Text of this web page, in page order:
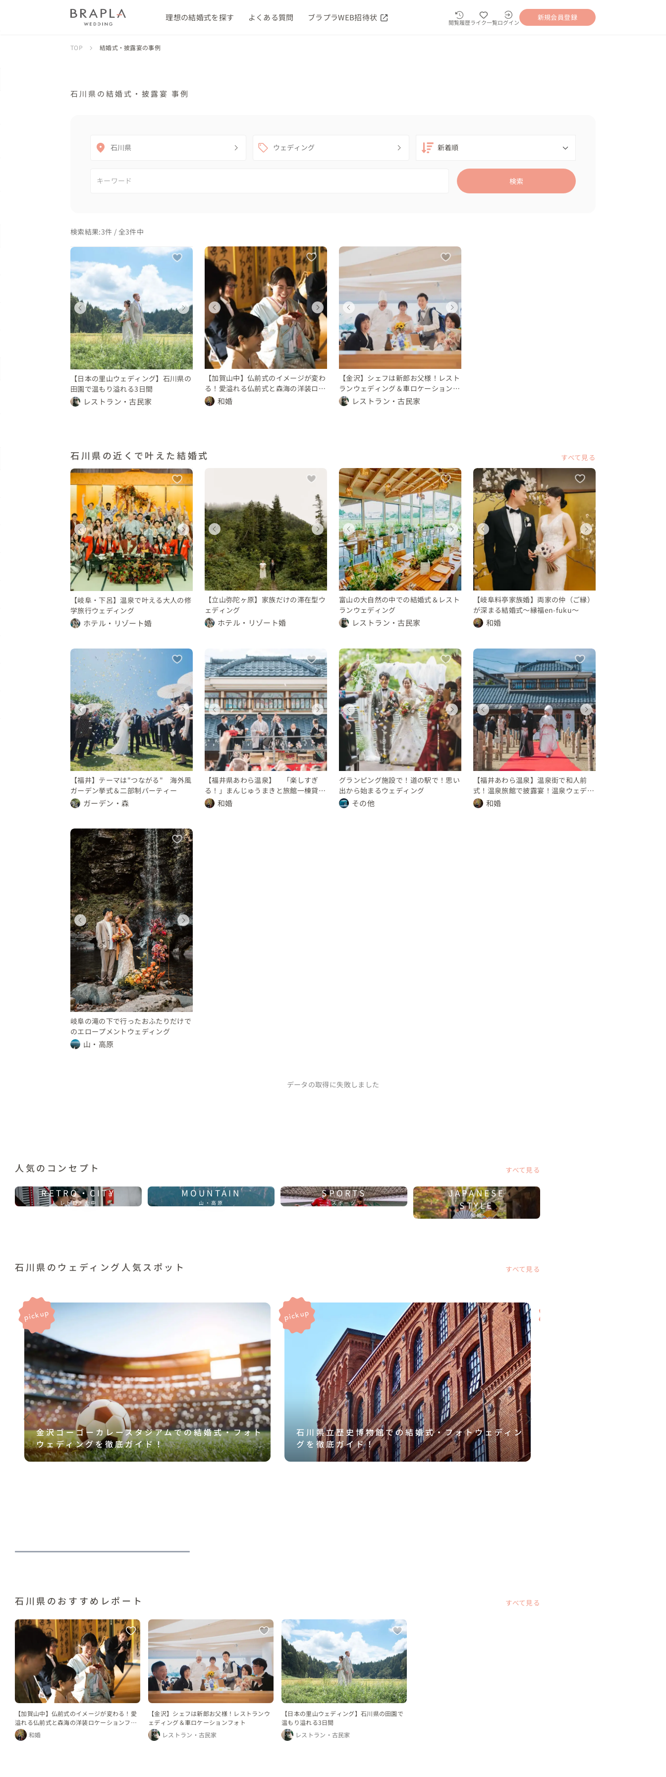
理想の結婚式を探す よくある質問 ブラプラWEB招待状 閲覧履歴ライク一覧ログイン
新規会員登録
TOP 結婚式・披露宴の事例
石川県の結婚式・披露宴 事例
石川県 ウェディング
検索
検索結果:3件 / 全3件中
ウェディング
石川県
50 〜 70 万円
ウェディング
石川県
50 〜 70 万円
ウェディング
石川県
50 〜 70 万円
【日本の里山ウェディング】石川県の
田園で温もり溢れる3日間
レストラン・古民家
ウェディング
石川県
30 〜 50 万円
ウェディング
30 〜 50 万円
ウェディング
石川県
30 〜 50 万円
【加賀山中】仏前式のイメージが変わ
る！愛溢れる仏前式と森海の洋装ロケ
ーションフォトを1日で！！
和婚
ウェディング
石川県
150 〜 200 万円
ウェディング
石川県
150 〜 200 万円
ウェディング
石川県
150 〜 200 万円
【金沢】シェフは新郎お父様！レスト
ランウェディング＆車ロケーションフ
ォト レストラン・古民家
石川県の近くで叶えた結婚式 すべて見る
ウェディング
岐阜県
250 〜 300 万円
ウェディング
岐阜県
250 〜 300 万円
ウェディング
岐阜県
250 〜 300 万円
ウェディング
岐阜県
250 〜 300 万円
【岐阜・下呂】温泉で叶える大人の修
学旅行ウェディング
ホテル・リゾート婚
ウェディング
富山県
100 〜 150 万円
ウェディング
富山県
100 〜 150 万円
ウェディング
富山県
100 〜 150 万円
ウェディング
富山県
100 〜 150 万円
【立山弥陀ヶ原】家族だけの滞在型ウ
ェディング
ホテル・リゾート婚
ウェディング
富山県
150 〜 200 万円
ウェディング
富山県
150 〜 200 万円
ウェディング
富山県
150 〜 200 万円
ウェディング
富山県
150 〜 200 万円
富山の大自然の中での結婚式＆レスト
ランウェディング
レストラン・古民家
ウェディング
岐阜県
150 〜 200 万円
ウェディング
岐阜県
150 〜 200 万円
ウェディング
岐阜県
150 〜 200 万円
【岐阜料亭家族婚】両家の仲（ご縁）
が深まる結婚式〜縁福en-fuku〜
和婚
ウェディング
福井県
200 〜 250 万円
ウェディング
福井県
200 〜 250 万円
ウェディング
福井県
200 〜 250 万円
ウェディング
福井県
200 〜 250 万円
【福井】テーマは"つながる" 海外風
ガーデン挙式＆二部制パーティー
ガーデン・森
ウェディング
福井県
400 〜 450 万円
ウェディング
福井県
400 〜 450 万円
ウェディング
福井県
400 〜 450 万円
ウェディング
福井県
400 〜 450 万円
【福井県あわら温泉】 「楽しすぎ
る！」まんじゅうまきと旅館一棟貸切
の温泉ウェディング
和婚
ウェディング
福井県
100 〜 150 万円
ウェディング
福井県
100 〜 150 万円
ウェディング
福井県
100 〜 150 万円
ウェディング
福井県
100 〜 150 万円
グランピング施設で！道の駅で！思い
出から始まるウェディング
その他
ウェディング
福井県
450 〜 500 万円
ウェディング
福井県
450 〜 500 万円
ウェディング
福井県
450 〜 500 万円
【福井あわら温泉】温泉街で和人前
式！温泉旅館で披露宴！温泉ウェディ
ング♨
和婚
ウェディング
岐阜県
10 〜 30 万円
岐阜の滝の下で行ったおふたりだけで
のエロープメントウェディング
山・高原
データの取得に失敗しました
人気のコンセプト すべて見る
RETRO・CITY
レトロ・街中
MOUNTAIN
山・高原
SPORTS
スポーツ
JAPANESE
STYLE
和婚
石川県のウェディング人気スポット すべて見る
金沢ゴーゴーカレースタジアムでの結婚式・フォト
ウェディングを徹底ガイド！
石川県立歴史博物館での結婚式・フォトウェディン
グを徹底ガイド！
石川県のおすすめレポート すべて見る
【加賀山中】仏前式のイメージが変わる！愛
溢れる仏前式と森海の洋装ロケーションフォ
トを1日で！！
和婚
【金沢】シェフは新郎お父様！レストランウ
ェディング＆車ロケーションフォト
レストラン・古民家
【日本の里山ウェディング】石川県の田園で
温もり溢れる3日間
レストラン・古民家